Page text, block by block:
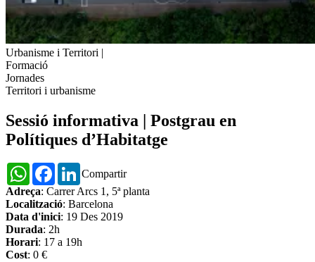
Urbanisme i Territori |
Formació
Jornades
Territori i urbanisme
Sessió informativa | Postgrau en
Polítiques d’Habitatge
Compartir
WhatsAppFacebookLinkedIn
Adreça: Carrer Arcs 1, 5ª planta
Localització: Barcelona
Data d'inici: 19 Des 2019
Durada: 2h
Horari: 17 a 19h
Cost: 0 €